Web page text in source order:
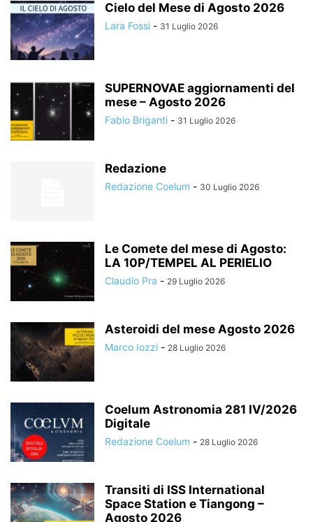
Cielo del Mese di Agosto 2026
Lara Fossi - 31 Luglio 2026
SUPERNOVAE aggiornamenti del
mese – Agosto 2026
Fabio Briganti - 31 Luglio 2026
Redazione
Redazione Coelum - 30 Luglio 2026
Le Comete del mese di Agosto:
LA 10P/TEMPEL AL PERIELIO
Claudio Pra - 29 Luglio 2026
Asteroidi del mese Agosto 2026
Marco Iozzi - 28 Luglio 2026
Coelum Astronomia 281 IV/2026
Digitale
Redazione Coelum - 28 Luglio 2026
Transiti di ISS International
Space Station e Tiangong –
Agosto 2026